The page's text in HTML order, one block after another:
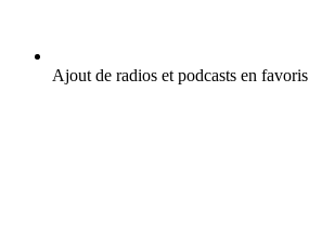
Ajout de radios et podcasts en favoris